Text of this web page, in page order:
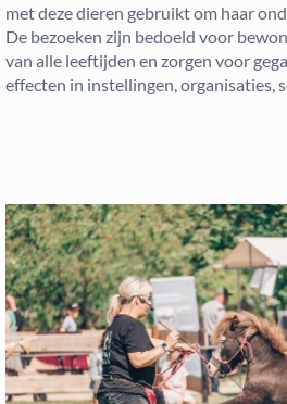
met deze dieren gebruikt om haar
De bezoeken zijn bedoeld voor
van alle leeftijden en zorgen voor
effecten in instellingen, organisaties,